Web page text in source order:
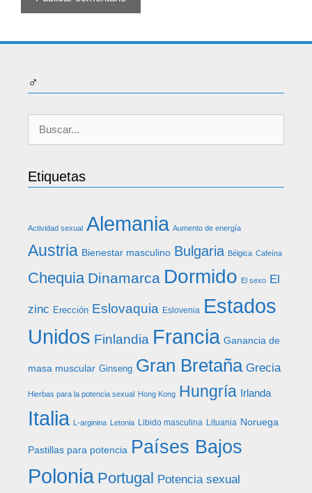
♂
Etiquetas
Actividad sexual Alemania Aumento de energía
Austria Bienestar masculino Bulgaria Bélgica Cafeína
Chequia Dinamarca Dormido El sexo El
zinc Erección Eslovaquia Eslovenia Estados
Unidos Finlandia Francia Ganancia de
masa muscular Ginseng Gran Bretaña Grecia
Hierbas para la potencia sexual Hong Kong Hungría Irlanda
Italia L-arginina Letonia Libido masculina Lituania Noruega
Pastillas para potencia Países Bajos
Polonia Portugal Potencia sexual